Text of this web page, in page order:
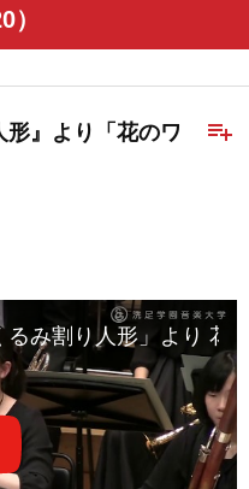
playlist_add
』より「花のワ
み割り人形」より 花